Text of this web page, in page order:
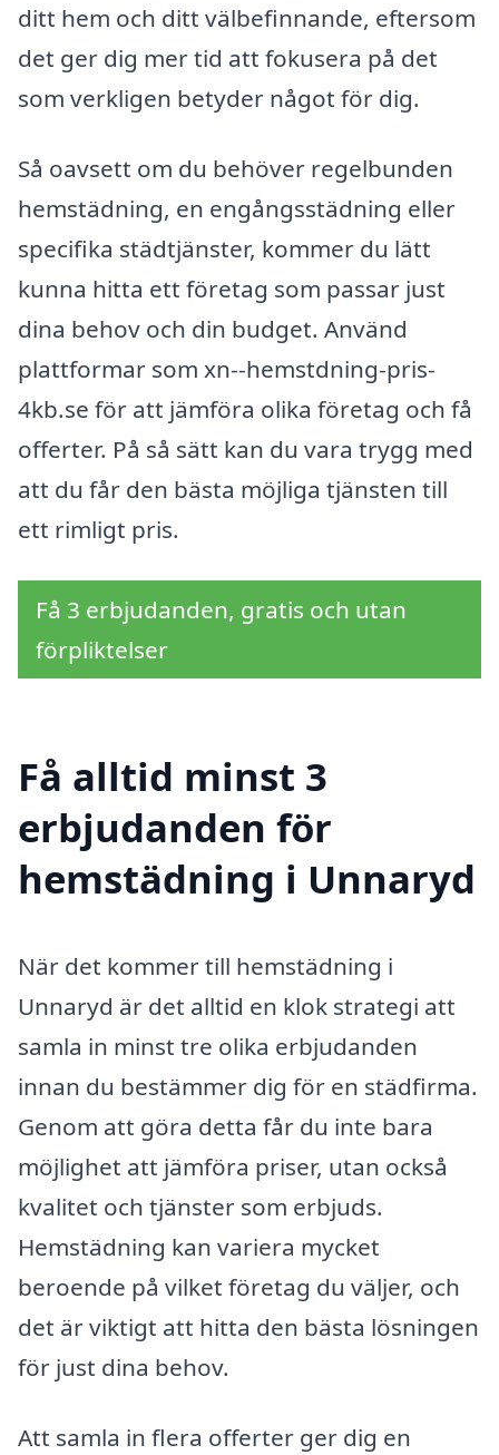
ditt hem och ditt välbefinnande, eftersom
det ger dig mer tid att fokusera på det
som verkligen betyder något för dig.
Så oavsett om du behöver regelbunden
hemstädning, en engångsstädning eller
specifika städtjänster, kommer du lätt
kunna hitta ett företag som passar just
dina behov och din budget. Använd
plattformar som xn--hemstdning-pris-
4kb.se för att jämföra olika företag och få
offerter. På så sätt kan du vara trygg med
att du får den bästa möjliga tjänsten till
ett rimligt pris.
Få 3 erbjudanden, gratis och utan
förpliktelser
Få alltid minst 3
erbjudanden för
hemstädning i Unnaryd
När det kommer till hemstädning i
Unnaryd är det alltid en klok strategi att
samla in minst tre olika erbjudanden
innan du bestämmer dig för en städfirma.
Genom att göra detta får du inte bara
möjlighet att jämföra priser, utan också
kvalitet och tjänster som erbjuds.
Hemstädning kan variera mycket
beroende på vilket företag du väljer, och
det är viktigt att hitta den bästa lösningen
för just dina behov.
Att samla in flera offerter ger dig en